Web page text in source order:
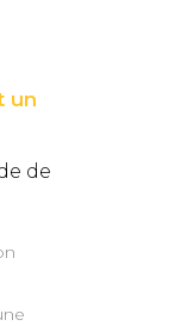
un
de